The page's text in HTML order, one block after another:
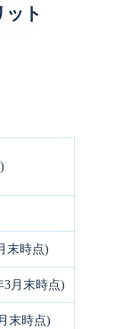
ト
末時点)
3月末時点)
末時点)